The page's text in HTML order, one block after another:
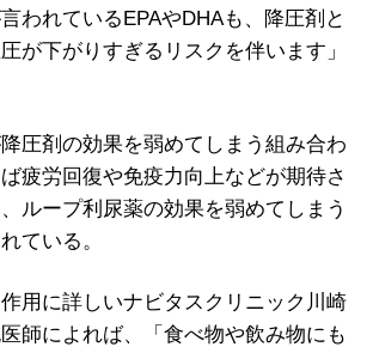
われているEPAやDHAも、降圧剤と
が下がりすぎるリスクを伴います」
圧剤の効果を弱めてしまう組み合わ
疲労回復や免疫力向上などが期待さ
ループ利尿薬の効果を弱めてしまう
ている。
用に詳しいナビタスクリニック川崎
師によれば、「食べ物や飲み物にも